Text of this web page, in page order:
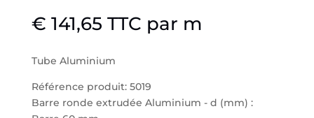
€ 141,65 TTC par m
Tube Aluminium
Référence produit: 5019
Barre ronde extrudée Aluminium - d (mm) :